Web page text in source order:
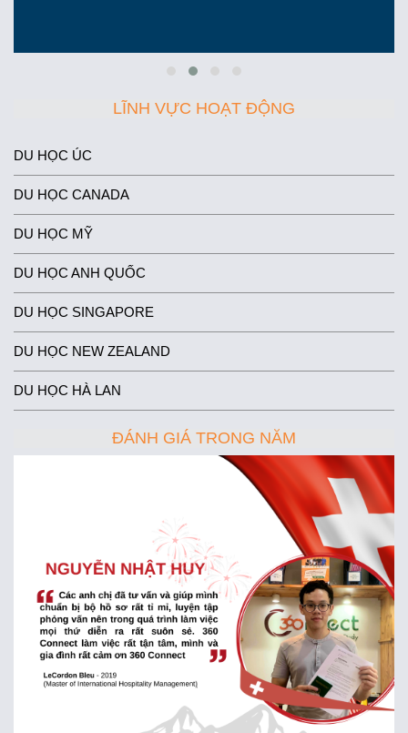
LĨNH VỰC HOẠT ĐỘNG
DU HỌC ÚC
DU HỌC CANADA
DU HỌC MỸ
DU HỌC ANH QUỐC
DU HỌC SINGAPORE
DU HỌC NEW ZEALAND
DU HỌC HÀ LAN
ĐÁNH GIÁ TRONG NĂM